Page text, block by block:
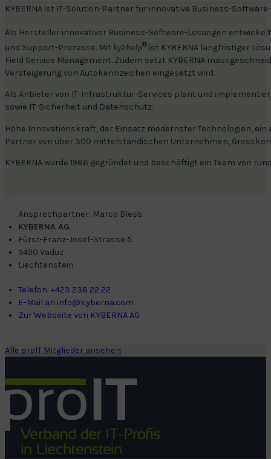
KYBERNA ist IT-Solution-Partner für innovative Business-
Als Hersteller innovativer Business-Software-Lösungen
und Support-Prozesse. Mit ky2help® ist KYBERNA langfristiger
Field Service Management. Zudem setzt KYBERNA
Versteigerung von Autokennzeichen eingesetzt wird.
Als Anbieter von IT-Infrastruktur-Services plant und
sowie IT-Sicherheit und Datenschutz.
Hohe Innovationskraft, der Einsatz modernster Technologien,
Partner von über 300 mittelständischen Unternehmen,
KYBERNA wurde 1986 gegründet und beschäftigt ein Team von
Ansprechpartner: Marco Bless
KYBERNA AG
Fürst-Franz-Josef-Strasse 5
9490 Vaduz
Liechtenstein
Telefon: +423 238 22 22
E-Mail an info@kyberna.com
Zur Webseite von KYBERNA AG
Alle proIT Mitglieder ansehen